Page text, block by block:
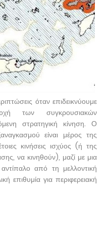
όταν επιδεικνύουμε
των συγκρουσιακών
στρατηγική κίνηση. Ο
είναι μέρος της
κινήσεις ισχύος (ή της
να κινηθούν), μαζί με μια
από τη μελλοντική
επιθυμία για περιφερειακή